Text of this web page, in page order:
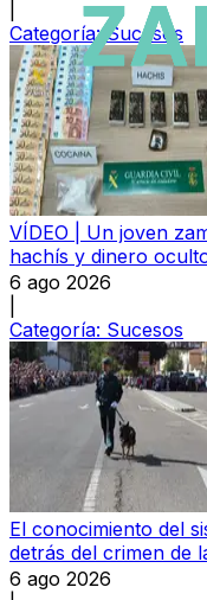
Categoría:Sucesos
VÍDEO | Un joven
hachís y dinero
6 ago 2026
Categoría: Sucesos
El conocimiento del
detrás del crimen de
6 ago 2026